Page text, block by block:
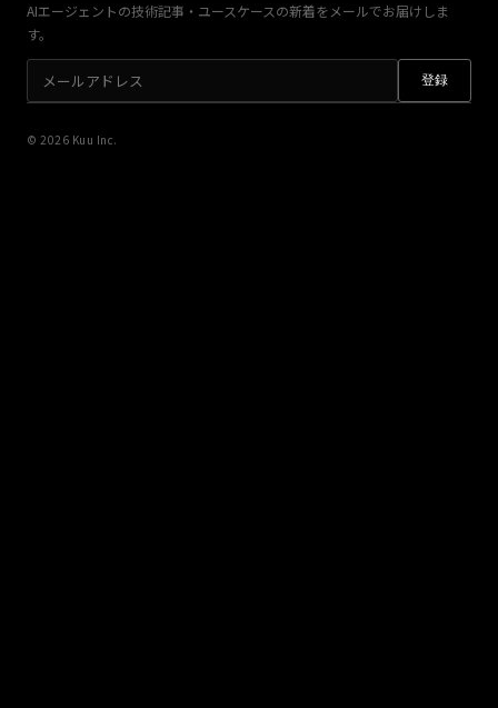
AIエージェントの技術記事・ユースケースの新着をメールでお届けしま
す。
登録
© 2026 Kuu Inc.